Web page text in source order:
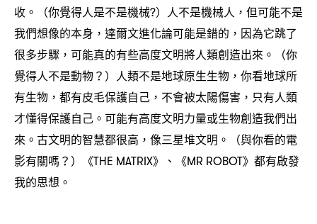
收。
（你覺得人是不是機械?） 人不是機械人 ， 但可能不是
我們想像的本身 ， 達爾文進化論可能是錯的 ， 因為它跳了
很多步驟 ， 可能真的有些高度文明將人類創造出來。 （你
覺得人不是動物？） 人類不是地球原生生物 ， 你看地球所
有生物 ， 都有皮毛保護自己 ， 不會被太陽傷害 ， 只有人類
才懂得保護自己。可能有高度文明力量或生物創造我們出
來。古文明的智慧都很高 ， 像三星堆文明。 （與你看的電
影有關嗎 ？） 《THE MATRIX》、《MR ROBOT》都有啟發
我的思想。